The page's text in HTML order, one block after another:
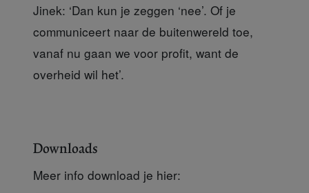
Jinek: ‘Dan kun je zeggen ‘nee’. Of je
communiceert naar de buitenwereld toe,
vanaf nu gaan we voor profit, want de
overheid wil het’.
Downloads
Meer info download je hier: